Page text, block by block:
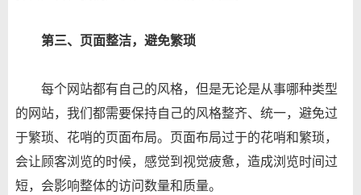
第三、页面整洁，避免繁琐
每个网站都有自己的风格，但是无论是从事哪种类型
的网站，我们都需要保持自己的风格整齐、统一，避免过
于繁琐、花哨的页面布局。页面布局过于的花哨和繁琐，
会让顾客浏览的时候，感觉到视觉疲惫，造成浏览时间过
短，会影响整体的访问数量和质量。